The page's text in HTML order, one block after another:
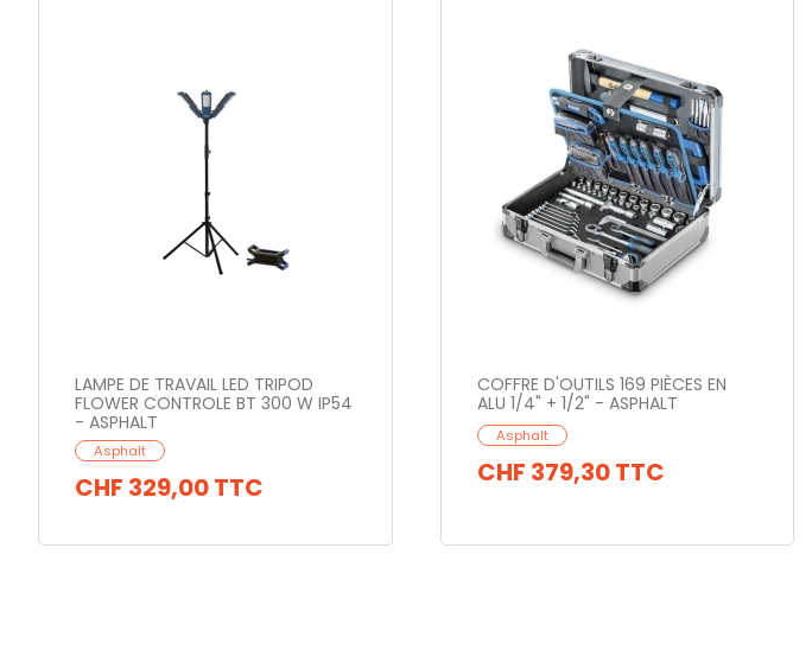
LAMPE DE TRAVAIL LED TRIPOD
FLOWER CONTROLE BT 300 W IP54
- ASPHALT
Asphalt
CHF 329,00TTC
COFFRE D'OUTILS 169 PIÈCES EN
ALU 1/4" + 1/2" - ASPHALT
Asphalt
CHF 379,30TTC